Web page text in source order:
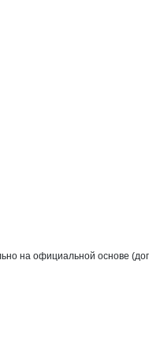
на официальной